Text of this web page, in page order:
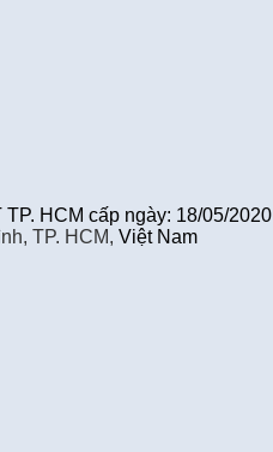
HCM cấp ngày: 18/05/2020
TP. HCM, Việt Nam